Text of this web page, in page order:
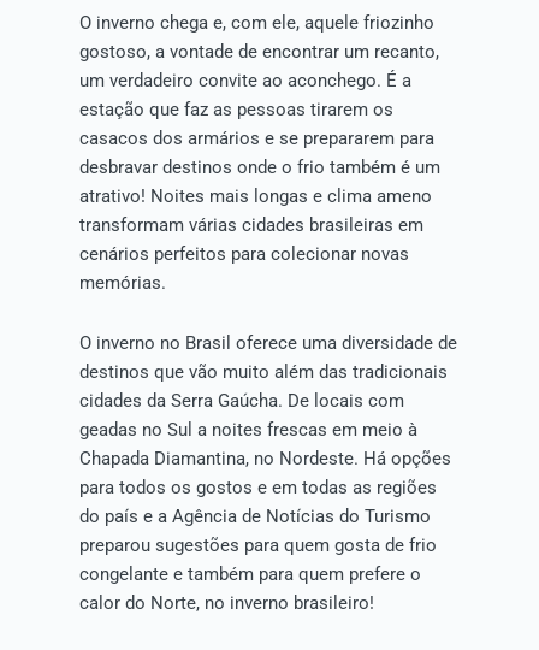
O inverno chega e, com ele, aquele friozinho
gostoso, a vontade de encontrar um recanto,
um verdadeiro convite ao aconchego. É a
estação que faz as pessoas tirarem os
casacos dos armários e se prepararem para
desbravar destinos onde o frio também é um
atrativo! Noites mais longas e clima ameno
transformam várias cidades brasileiras em
cenários perfeitos para colecionar novas
memórias.
O inverno no Brasil oferece uma diversidade de
destinos que vão muito além das tradicionais
cidades da Serra Gaúcha. De locais com
geadas no Sul a noites frescas em meio à
Chapada Diamantina, no Nordeste. Há opções
para todos os gostos e em todas as regiões
do país e a Agência de Notícias do Turismo
preparou sugestões para quem gosta de frio
congelante e também para quem prefere o
calor do Norte, no inverno brasileiro!